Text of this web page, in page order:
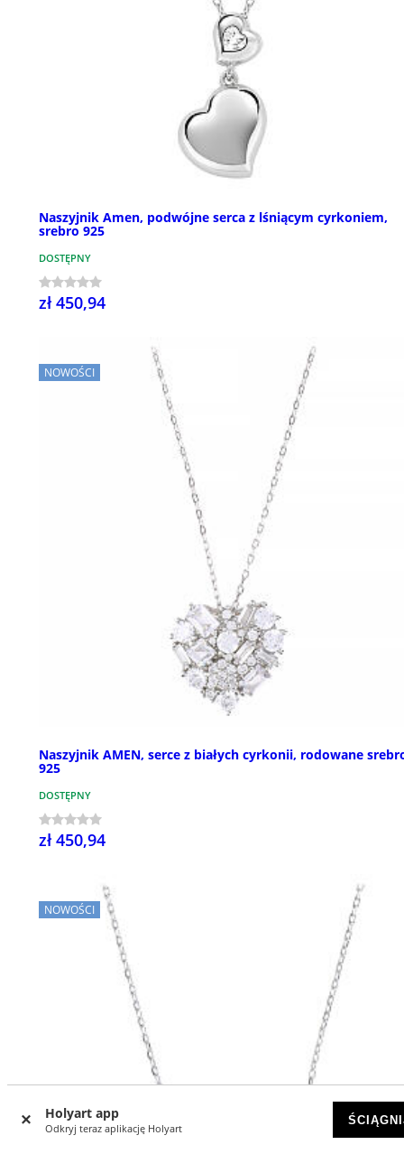
Holyart app
Odkryj teraz aplikację Holyart
Naszyjnik Amen, podwójne serca z lśniącym cyrkoniem,
srebro 925
DOSTĘPNY
zł 450,94
NOWOŚCI
Naszyjnik AMEN, serce z białych cyrkonii, rodowane
925
DOSTĘPNY
zł 450,94
NOWOŚCI